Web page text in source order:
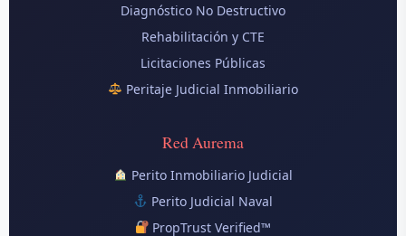
Diagnóstico No Destructivo
Rehabilitación y CTE
Licitaciones Públicas
Peritaje Judicial Inmobiliario
Red Aurema
Perito Inmobiliario Judicial
Perito Judicial Naval
PropTrust Verified™